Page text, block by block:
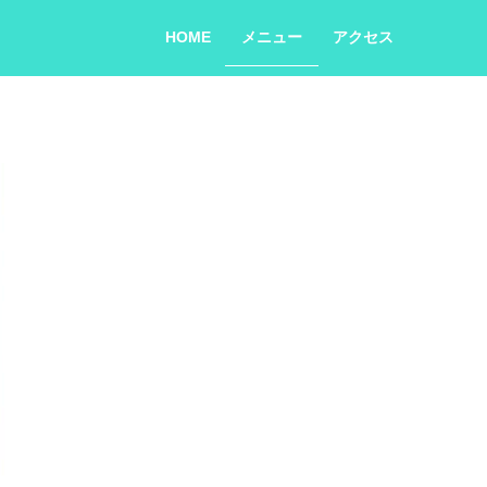
HOME メニュー アクセス